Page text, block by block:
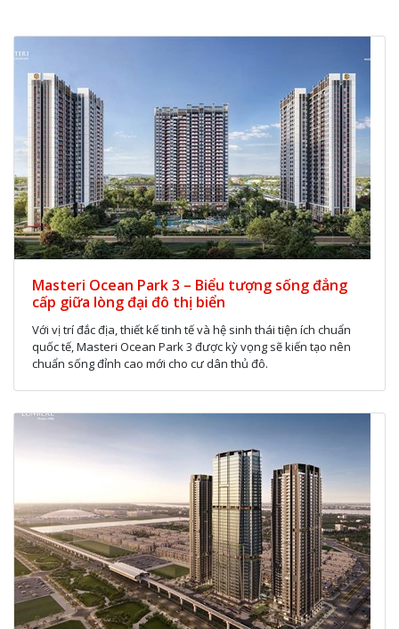
Masteri Ocean Park 3 – Biểu tượng sống đẳng
cấp giữa lòng đại đô thị biển
Với vị trí đắc địa, thiết kế tinh tế và hệ sinh thái tiện ích chuẩn
quốc tế, Masteri Ocean Park 3 được kỳ vọng sẽ kiến tạo nên
chuẩn sống đỉnh cao mới cho cư dân thủ đô.